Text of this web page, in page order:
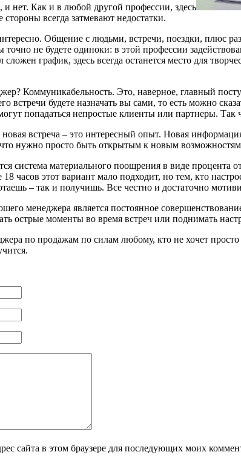
нет. Как и в любой другой профессии, здесь
всегда затмевают недостатки.
Общение с людьми, встречи, поездки, плюс
не будете одиноки: в этой профессии
график, здесь всегда останется место для
Коммуникабельность. Это, наверное, главный
встречи будете назначать вы сами, то есть можно
попадаться непростые клиенты или партнеры. Так
встреча – это интересный опыт. Новая
нужно просто быть открытым к новым
система материального поощрения в виде процента
18 часов этот вариант мало подходит, но тем, кто
– так и получишь. Все честно и достаточно
менеджера является постоянное
острые моменты во время встреч или поднимать
по продажам по силам любому, кто не хочет
сайта в этом браузере для последующих моих